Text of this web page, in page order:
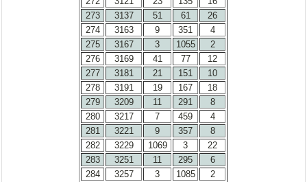
273
3137 51 61
26
274
3163 9 351
4
275
3167 3 1055
2
276
3169 41 77
12
277
3181 21 151
10
278
3191 19 167
18
279
3209 11 291
8
280
3217 7 459
4
281
3221 9 357
8
282
3229 1069 3
22
283
3251 11 295
6
284
3257 3 1085
2